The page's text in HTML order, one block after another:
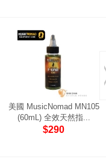
美國 MusicNomad MN105
(60mL) 全效天然指...
$290